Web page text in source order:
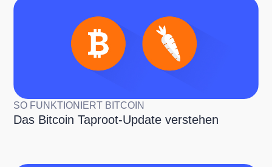
SO FUNKTIONIERT BITCOIN
Das Bitcoin Taproot-Update verstehen